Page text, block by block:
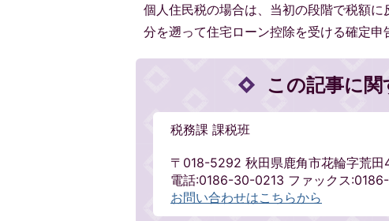
個人住民税の場合は、当初の段階で税額
分を遡って住宅ローン控除を受ける確定申
この記事に
税務課 課税班
〒018-5292 秋田県鹿角市花輪字荒田
電話:0186-30-0213 ファックス
お問い合わせはこちらから